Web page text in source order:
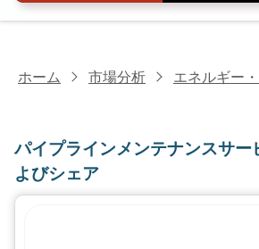
ホーム 市場分析 エネルギー
パイプラインメンテナンスサー
よびシェア